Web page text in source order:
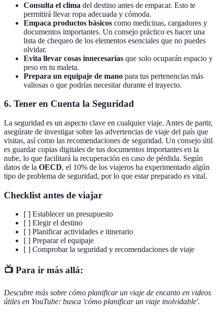
Consulta el clima del destino antes de empacar. Esto te
permitirá llevar ropa adecuada y cómoda.
Empaca productos básicos como medicinas, cargadores y
documentos importantes. Un consejo práctico es hacer una
lista de chequeo de los elementos esenciales que no puedes
olvidar.
Evita llevar cosas innecesarias que solo ocuparán espacio y
peso en tu maleta.
Prepara un equipaje de mano para tus pertenencias más
valiosas o que podrías necesitar durante el trayecto.
6. Tener en Cuenta la Seguridad
La seguridad es un aspecto clave en cualquier viaje. Antes de partir,
asegúrate de investigar sobre las advertencias de viaje del país que
visitas, así como las recomendaciones de seguridad. Un consejo útil
es guardar copias digitales de tus documentos importantes en la
nube, lo que facilitará la recuperación en caso de pérdida. Según
datos de la OECD, el 10% de los viajeros ha experimentado algún
tipo de problema de seguridad, por lo que estar preparado es vital.
Checklist antes de viajar
[ ] Establecer un presupuesto
[ ] Elegir el destino
[ ] Planificar actividades e itinerario
[ ] Preparar el equipaje
[ ] Comprobar la seguridad y recomendaciones de viaje
📺 Para ir más allá:
Descubre más sobre cómo planificar un viaje de encanto en videos
útiles en YouTube: busca 'cómo planificar un viaje inolvidable'.